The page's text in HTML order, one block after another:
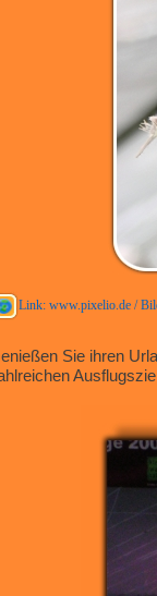
Link: www.pixelio.de /
Sie ihren